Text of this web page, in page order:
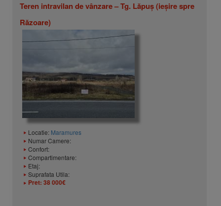
Teren intravilan de vânzare – Tg. Lăpuș (ieșire spre
Răzoare)
Locatie: Maramures
Numar Camere:
Confort:
Compartimentare:
Etaj:
Suprafata Utila:
Pret: 38 000€